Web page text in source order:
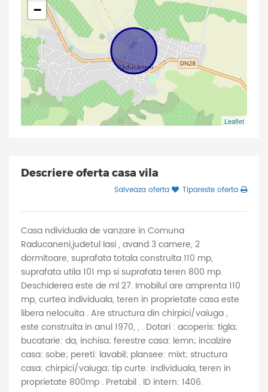
−
Leaflet
Descriere oferta casa vila
Salveaza oferta Tipareste oferta
Casa ndividuala de vanzare in Comuna
Raducaneni,judetul Iasi , avand 3 camere, 2
dormitoare, suprafata totala construita 110 mp,
suprafata utila 101 mp si suprafata teren 800 mp.
Deschiderea este de ml 27. Imobilul are amprenta 110
mp, curtea individuala, teren in proprietate casa este
libera nelocuita . Are structura din chirpici/vaiuga ,
este construita in anul 1970, , . Dotari : acoperis: tigla;
bucatarie: da, inchisa; ferestre casa: lemn; incalzire
casa: sobe; pereti: lavabil; plansee: mixt; structura
casa: chirpici/vaiuga; tip curte: individuala, teren in
proprietate 800mp . Pretabil . ID intern: 1406.